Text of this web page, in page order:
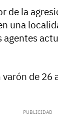
de la
una
de 26